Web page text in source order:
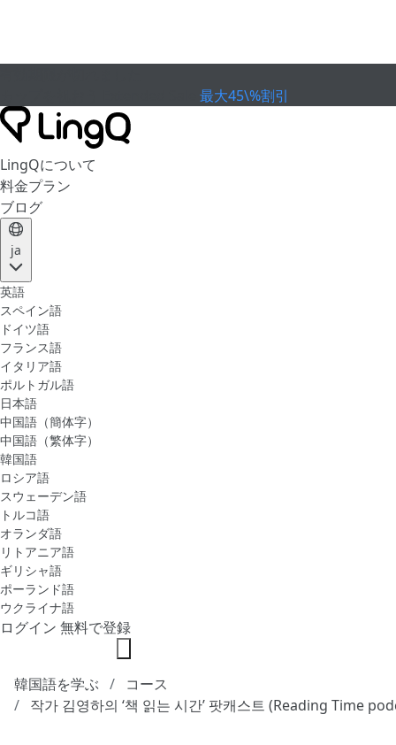
最大45\%割引
LingQについて
料金プラン
ブログ
ja
英語
スペイン語
ドイツ語
フランス語
イタリア語
ポルトガル語
日本語
中国語（簡体字）
中国語（繁体字）
韓国語
ロシア語
スウェーデン語
トルコ語
オランダ語
リトアニア語
ギリシャ語
ポーランド語
ウクライナ語
ログイン 無料で登録
韓国語を学ぶ
コース
작가 김영하의 ‘책 읽는 시간’ 팟캐스트 (Reading Time